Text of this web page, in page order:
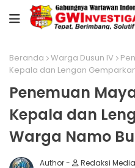
Beranda Warga Dusun IV
Kepala dan Lengan
Penemuan
Kepala dan
Warga Namo
Redaksi